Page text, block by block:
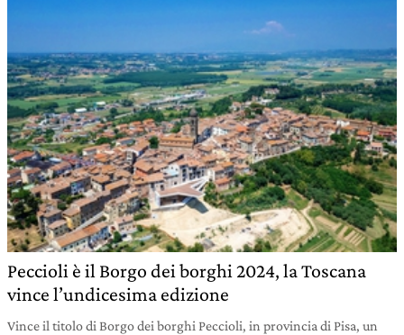
Peccioli è il Borgo dei borghi 2024, la Toscana
vince l’undicesima edizione
Vince il titolo di Borgo dei borghi Peccioli, in provincia di Pisa, un